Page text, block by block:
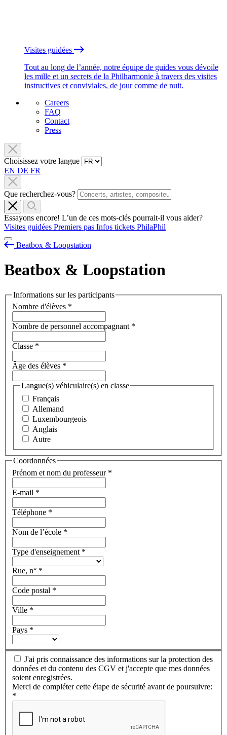
Visites guidées
Tout au long de l’année, notre équipe de guides vous dévoile
les mille et un secrets de la Philharmonie à travers des visites
instructives et conviviales, de jour comme de nuit.
Careers
FAQ
Contact
Press
Choisissez votre langue
EN DE FR
Que recherchez-vous?
Essayons encore! L’un de ces mots-clés pourrait-il vous aider?
Visites guidées Premiers pas Infos tickets PhilaPhil
Beatbox & Loopstation
Beatbox & Loopstation
Informations sur les participants
Nombre d'élèves *
Nombre de personnel accompagnant *
Classe *
Âge des élèves *
Langue(s) véhiculaire(s) en classe
Français
Allemand
Luxembourgeois
Anglais
Autre
Coordonnées
Prénom et nom du professeur *
E-mail *
Téléphone *
Nom de l’école *
Type d'enseignement *
Rue, n° *
Code postal *
Ville *
Pays *
J'ai pris connaissance des informations sur la protection des
données et du contenu des CGV et j'accepte que mes données
soient enregistrées.
Merci de compléter cette étape de sécurité avant de poursuivre:
*